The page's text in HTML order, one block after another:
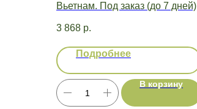
Вьетнам. Под заказ (до 7 дней)
3 868 р.
Подробнее
В корзину